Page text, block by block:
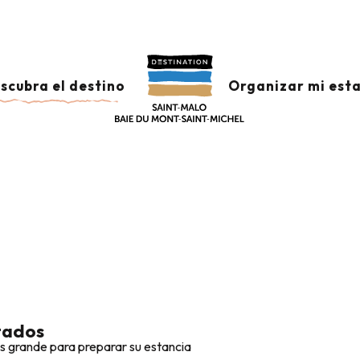
el destino Organizar mi
SAINT-MALO Y
grande para preparar su estancia